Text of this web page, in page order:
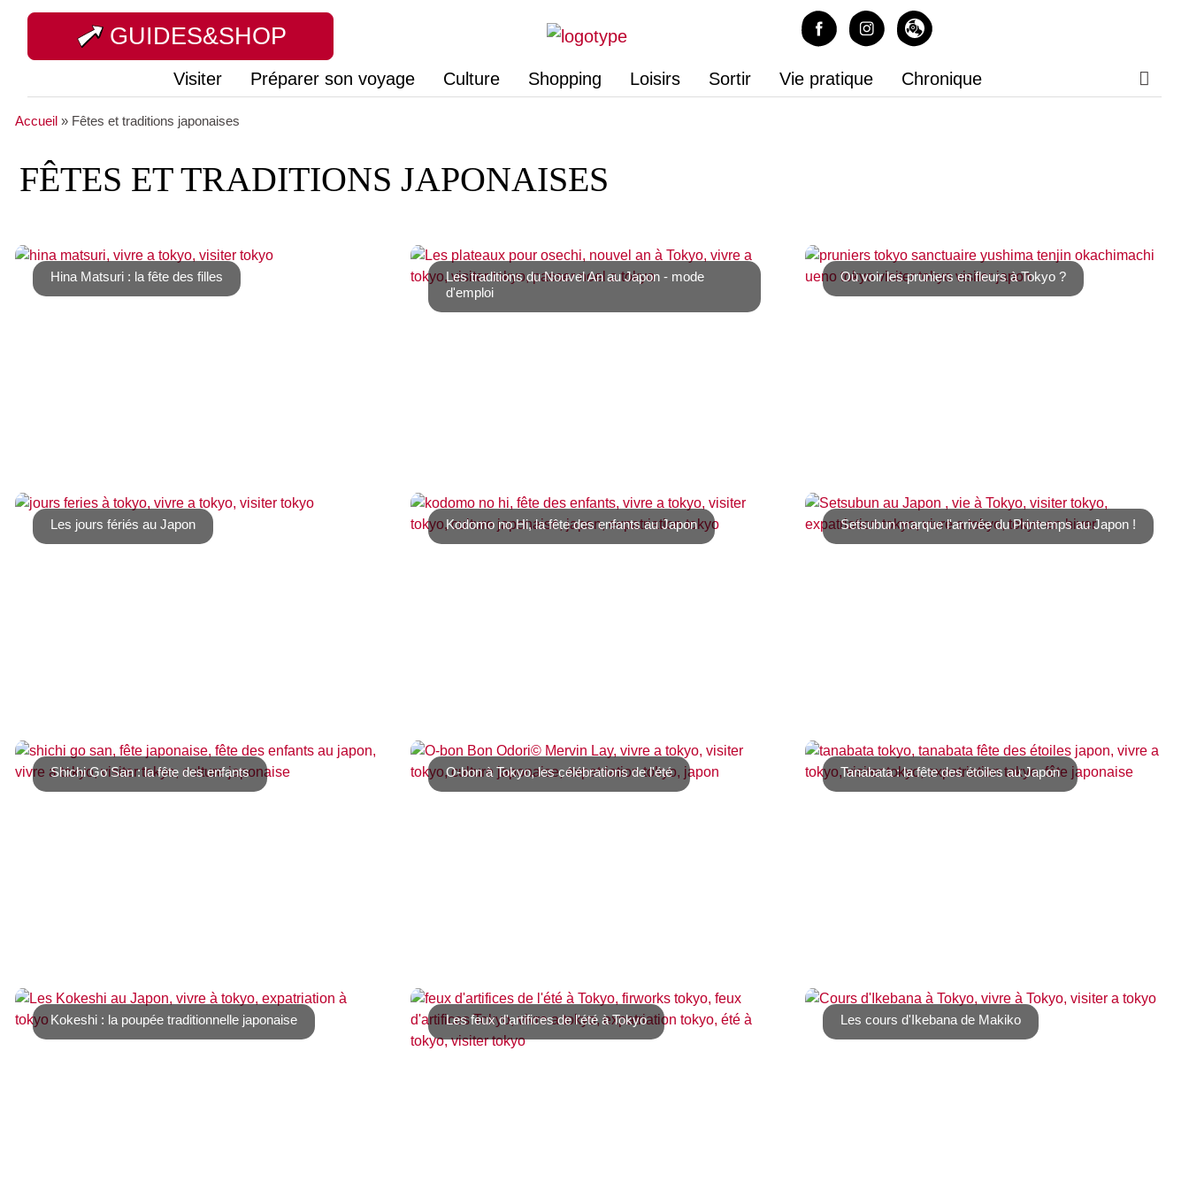
GUIDES&SHOP
Visiter Préparer son voyage Culture Shopping Loisirs Sortir Vie pratique Chronique
Accueil » Fêtes et traditions japonaises
FÊTES ET TRADITIONS JAPONAISES
Hina Matsuri : la fête des filles
filles, est célébrée le 3 mars [...]
Les traditions du Nouvel An au Japon - mode
d'emploi
traditions sont encore très fortes. Entre [...]
Où voir les pruniers en fleurs à Tokyo ?
fleurir à Tokyo. C’est la [...]
Les jours fériés au Japon
légèrement modifié, le Japon retrouve [...]
Kodomo no Hi, la fête des enfants au Japon
子供の日 littéralement « le jour [...]
Setsubun marque l'arrivée du Printemps au Japon !
qui célèbre l’arrivée du printemps, [...]
Shichi Go San : la fête des enfants
célèbre les enfants de 3 ans 三 san [...]
O-bon à Tokyo, les célébrations de l'été
aux ancêtres. Dans plusieurs régions du [...]
Tanabata : la fête des étoiles au Japon
littéralement la septième nuit (du septième [...]
Kokeshi : la poupée traditionnelle japonaise Les feux d'artifices de l'été à Tokyo Les cours d'Ikebana de Makiko